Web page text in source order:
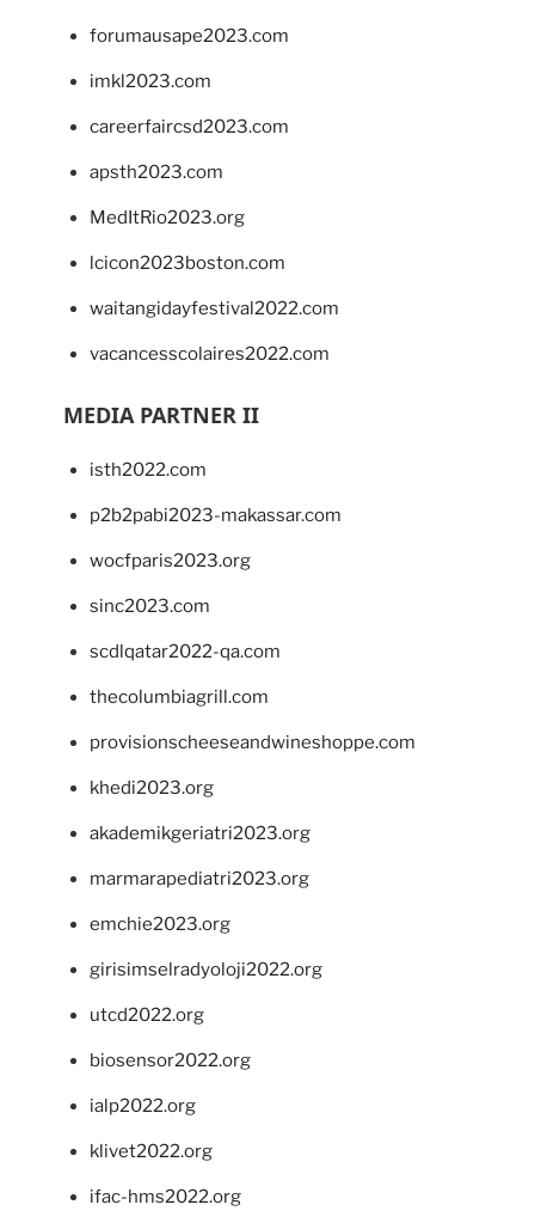
forumausape2023.com
imkl2023.com
careerfaircsd2023.com
apsth2023.com
MedItRio2023.org
lcicon2023boston.com
waitangidayfestival2022.com
vacancesscolaires2022.com
MEDIA PARTNER II
isth2022.com
p2b2pabi2023-makassar.com
wocfparis2023.org
sinc2023.com
scdlqatar2022-qa.com
thecolumbiagrill.com
provisionscheeseandwineshoppe.com
khedi2023.org
akademikgeriatri2023.org
marmarapediatri2023.org
emchie2023.org
girisimselradyoloji2022.org
utcd2022.org
biosensor2022.org
ialp2022.org
klivet2022.org
ifac-hms2022.org